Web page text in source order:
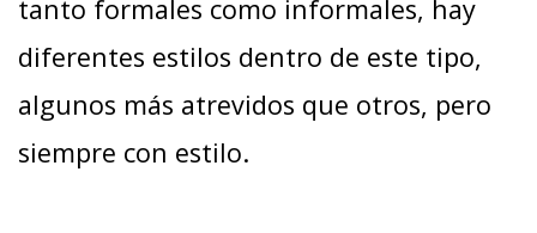
tanto formales como informales, hay
diferentes estilos dentro de este tipo,
algunos más atrevidos que otros, pero
siempre con estilo.